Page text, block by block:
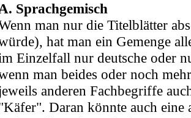
Sprachgemisch
man nur die Titelblätter
hat man ein Gemenge
Einzelfall nur deutsche oder
man beides oder noch
anderen Fachbegriffe
Daran könnte auch eine